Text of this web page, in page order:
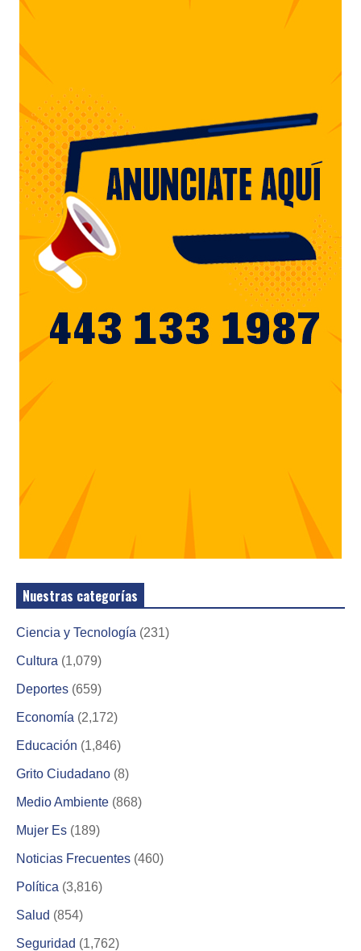
Nuestras categorías
Ciencia y Tecnología (231)
Cultura (1,079)
Deportes (659)
Economía (2,172)
Educación (1,846)
Grito Ciudadano (8)
Medio Ambiente (868)
Mujer Es (189)
Noticias Frecuentes (460)
Política (3,816)
Salud (854)
Seguridad (1,762)